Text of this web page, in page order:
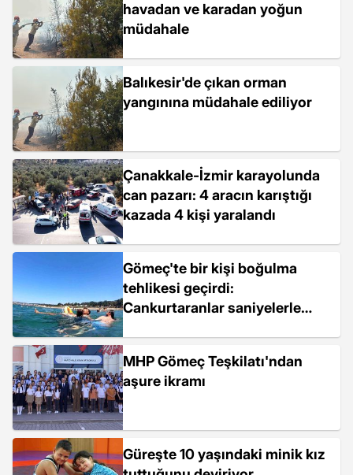
havadan ve karadan yoğun
müdahale
Balıkesir'de çıkan orman
yangınına müdahale ediliyor
Çanakkale-İzmir karayolunda
can pazarı: 4 aracın karıştığı
kazada 4 kişi yaralandı
Gömeç'te bir kişi boğulma
tehlikesi geçirdi:
Cankurtaranlar saniyelerle
MHP Gömeç Teşkilatı'ndan
aşure ikramı
Güreşte 10 yaşındaki minik kız